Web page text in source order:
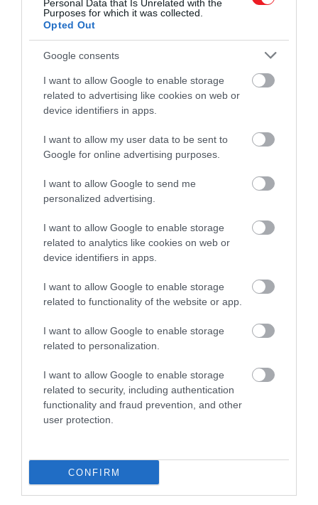
Personal Data that Is Unrelated with the
Purposes for which it was collected.
Opted Out
Google consents
I want to allow Google to enable storage
related to advertising like cookies on web or
device identifiers in apps.
I want to allow my user data to be sent to
Google for online advertising purposes.
I want to allow Google to send me
personalized advertising.
I want to allow Google to enable storage
related to analytics like cookies on web or
device identifiers in apps.
I want to allow Google to enable storage
related to functionality of the website or app.
I want to allow Google to enable storage
related to personalization.
I want to allow Google to enable storage
related to security, including authentication
functionality and fraud prevention, and other
user protection.
CONFIRM
szükséges,
ha tartósított citromot szeretnénk készíteni.
A portál emlékeztet, hogy a legtöbb íz minden
bizonnyal a citrom héjában marad majd, de a húsát
öntetekhez.
Ezt is olvasd el!Ez a kétrétegű sütőtökös pite az
ősz legnagyobb kedvence lehet – recept!
Ha pedig igazán intenzív hatást szeretnénk elérni,
citromokat, amit aztán mártásokhoz, vinaigrette-
ekhez vagy épp koktélokhoz is felhasználhatunk.
Nyitókép:A fermentált citromnak legalább
három hétig kell állnia/ Photo by Markus Spiske
on Unsplash
FERMENTÁLT ÉLELMISZEREK